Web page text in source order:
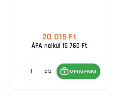
20 015 Ft
ÁFA nélkül 15 760 Ft
db MEGVENNI